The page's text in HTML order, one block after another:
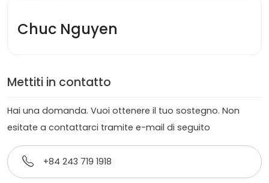
Chuc Nguyen
Mettiti in contatto
Hai una domanda. Vuoi ottenere il tuo sostegno. Non
esitate a contattarci tramite e-mail di seguito
+84 243 719 1918